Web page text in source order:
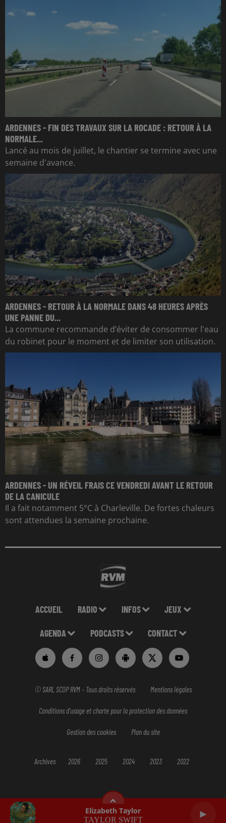
Elizabeth Taylor
TAYLOR SWIFT
ARDENNES - FIN DES TRAVAUX SUR LA ROCADE : RETOUR À LA
NORMALE...
Lancé au mois de juillet, le chantier se termine avec une
semaine d'avance.
ARDENNES - RETOUR À LA NORMALE DANS 48 HEURES APRÈS
UNE PANNE DU...
La commune recommande d’éviter de consommer l'eau
du robinet pour le moment et de limiter son utilisation.
ARDENNES - UN RÉVEIL FRAIS CE VENDREDI AVANT LE RETOUR
DE LA CANICULE
Il a fait notamment 5°C à Charleville. De fortes chaleurs
sont attendues la semaine prochaine.
ACCUEIL RADIO INFOS JEUX
AGENDA PODCASTS CONTACT
© SARL SCOP RVM - Tous droits réservés Mentions légales
Conditions d'usage et charte pour la protection des données
Gestion des cookies Plan du site
Archives 2026 2025 2024 2023 2022